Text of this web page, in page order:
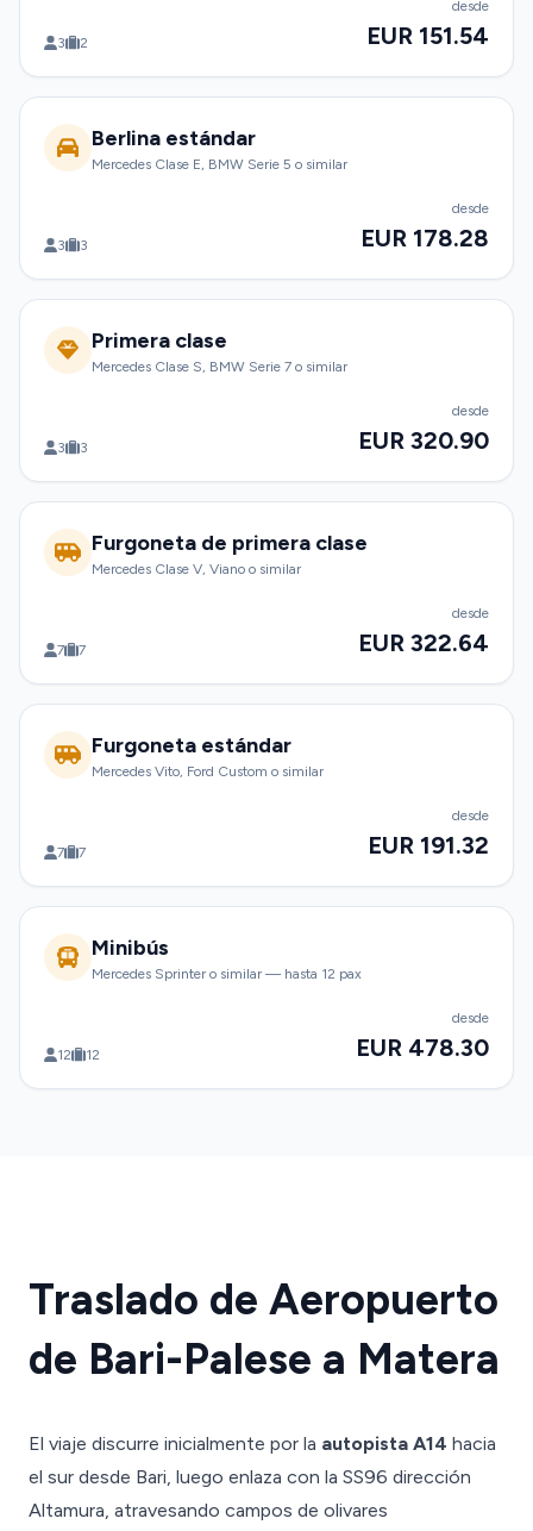
3 2
desde
EUR 151.54
Berlina estándar
Mercedes Clase E, BMW Serie 5 o similar
3 3
desde
EUR 178.28
Primera clase
Mercedes Clase S, BMW Serie 7 o similar
3 3
desde
EUR 320.90
Furgoneta de primera clase
Mercedes Clase V, Viano o similar
7 7
desde
EUR 322.64
Furgoneta estándar
Mercedes Vito, Ford Custom o similar
7 7
desde
EUR 191.32
Minibús
Mercedes Sprinter o similar — hasta 12 pax
12 12
desde
EUR 478.30
Traslado de Aeropuerto
de Bari-Palese a Matera
El viaje discurre inicialmente por la autopista A14 hacia
el sur desde Bari, luego enlaza con la SS96 dirección
Altamura, atravesando campos de olivares